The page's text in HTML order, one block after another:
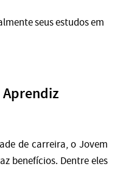
seus estudos em
de carreira, o Jovem
benefícios. Dentre eles